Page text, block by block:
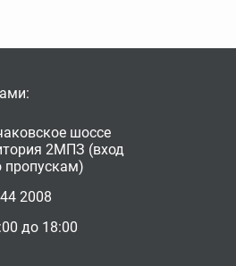
шоссе
2МПЗ (вход
пропускам)
2008
до 18:00